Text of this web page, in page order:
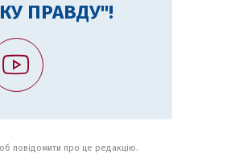
ПРАВДУ"!
повідомити про це редакцію.